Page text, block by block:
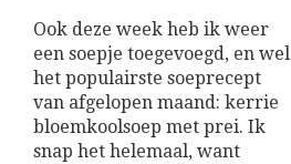
Ook deze week heb ik weer
een soepje toegevoegd, en wel
het populairste soeprecept
van afgelopen maand: kerrie
bloemkoolsoep met prei. Ik
snap het helemaal, want